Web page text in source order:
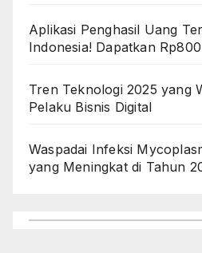
Aplikasi Penghasil Uang
Indonesia! Dapatkan
Tren Teknologi 2025 yang
Pelaku Bisnis Digital
Waspadai Infeksi
yang Meningkat di Tahun